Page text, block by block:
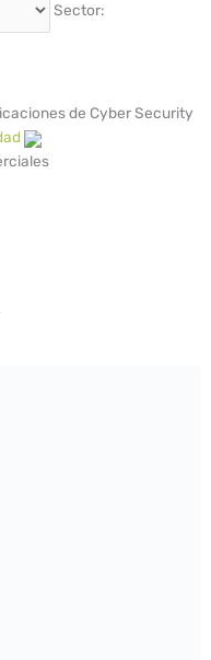
Sector:
de Cyber Security